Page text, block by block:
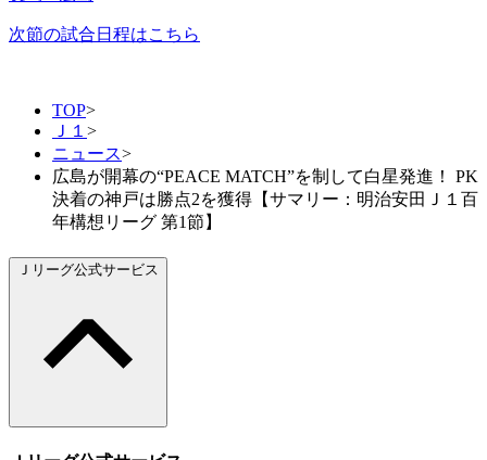
次節の試合日程はこちら
TOP>
Ｊ１ >
ニュース>
広島が開幕の“PEACE MATCH”を制して白星発進！ PK
決着の神戸は勝点2を獲得【サマリー：明治安田Ｊ１百
年構想リーグ 第1節】
Ｊリーグ公式サービス